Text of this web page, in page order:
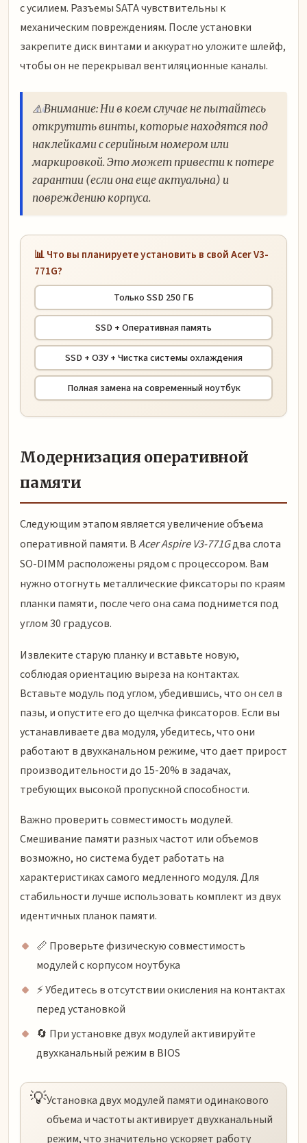
с усилием. Разъемы SATA чувствительны к
механическим повреждениям. После установки
закрепите диск винтами и аккуратно уложите шлейф,
чтобы он не перекрывал вентиляционные каналы.
⚠️ Внимание: Ни в коем случае не пытайтесь
открутить винты, которые находятся под
наклейками с серийным номером или
маркировкой. Это может привести к потере
гарантии (если она еще актуальна) и
повреждению корпуса.
📊 Что вы планируете установить в свой Acer V3-
771G?
Только SSD 250 ГБ
SSD + Оперативная память
SSD + ОЗУ + Чистка системы охлаждения
Полная замена на современный ноутбук
Модернизация оперативной
памяти
Следующим этапом является увеличение объема
оперативной памяти. ВAcer Aspire V3-771Gдва слота
SO-DIMM расположены рядом с процессором. Вам
нужно отогнуть металлические фиксаторы по краям
планки памяти, после чего она сама поднимется под
углом 30 градусов.
Извлеките старую планку и вставьте новую,
соблюдая ориентацию выреза на контактах.
Вставьте модуль под углом, убедившись, что он сел в
пазы, и опустите его до щелчка фиксаторов. Если вы
устанавливаете два модуля, убедитесь, что они
работают в двухканальном режиме, что дает прирост
производительности до 15-20% в задачах,
требующих высокой пропускной способности.
Важно проверить совместимость модулей.
Смешивание памяти разных частот или объемов
возможно, но система будет работать на
характеристиках самого медленного модуля. Для
стабильности лучше использовать комплект из двух
идентичных планок памяти.
📏 Проверьте физическую совместимость
модулей с корпусом ноутбука
⚡ Убедитесь в отсутствии окисления на контактах
перед установкой
🔄 При установке двух модулей активируйте
двухканальный режим в BIOS
💡Установка двух модулей памяти одинакового
объема и частоты активирует двухканальный
режим, что значительно ускоряет работу